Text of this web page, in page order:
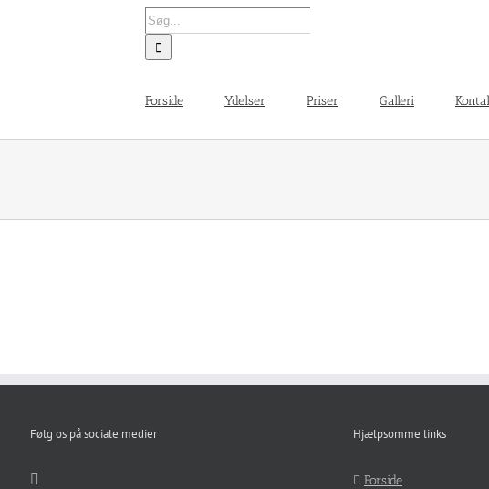
Søg
efter:
Forside Ydelser Priser Galleri
Følg os på sociale medier Hjælpsomme links
Forside